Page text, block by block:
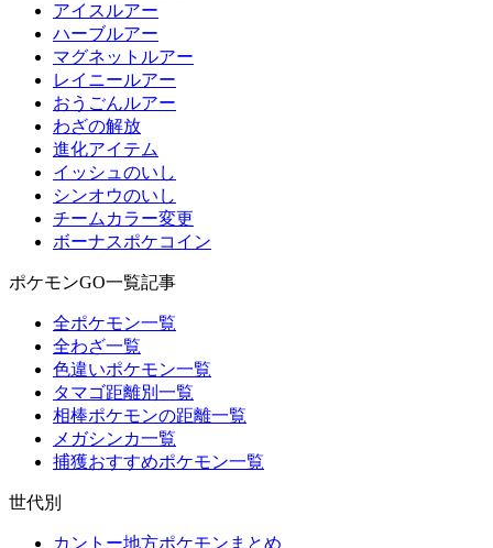
アイスルアー
ハーブルアー
マグネットルアー
レイニールアー
おうごんルアー
わざの解放
進化アイテム
イッシュのいし
シンオウのいし
チームカラー変更
ボーナスポケコイン
ポケモンGO一覧記事
全ポケモン一覧
全わざ一覧
色違いポケモン一覧
タマゴ距離別一覧
相棒ポケモンの距離一覧
メガシンカ一覧
捕獲おすすめポケモン一覧
世代別
カントー地方ポケモンまとめ